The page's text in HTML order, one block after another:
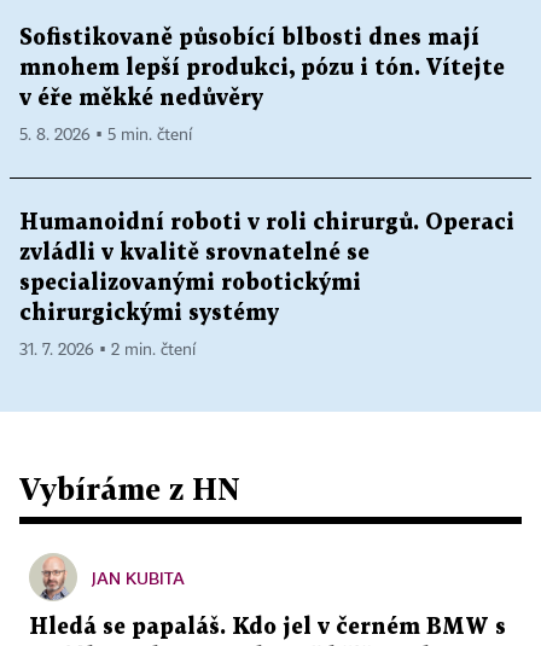
Sofistikovaně působící blbosti dnes mají
mnohem lepší produkci, pózu i tón. Vítejte
v éře měkké nedůvěry
5. 8. 2026 ▪ 5 min. čtení
Humanoidní roboti v roli chirurgů. Operaci
zvládli v kvalitě srovnatelné se
specializovanými robotickými
chirurgickými systémy
31. 7. 2026 ▪ 2 min. čtení
Vybíráme z HN
JAN KUBITA
Hledá se papaláš. Kdo jel v černém BMW s